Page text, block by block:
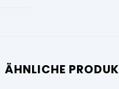
ÄHNLICHE